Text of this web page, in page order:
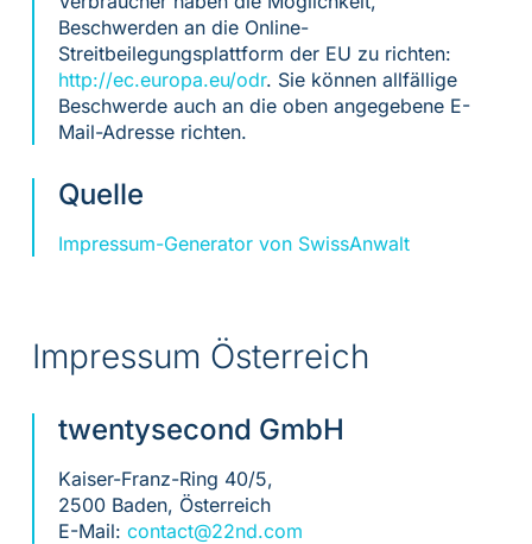
Beschwerden an die Online-
Streitbeilegungsplattform der EU zu richten:
http://ec.europa.eu/odr. Sie können allfällige
Beschwerde auch an die oben angegebene E-
Mail-Adresse richten.
Quelle
Impressum-Generator von SwissAnwalt
Impressum Österreich
twentysecond GmbH
Kaiser-Franz-Ring 40/5,
2500 Baden, Österreich
E-Mail: contact@22nd.com